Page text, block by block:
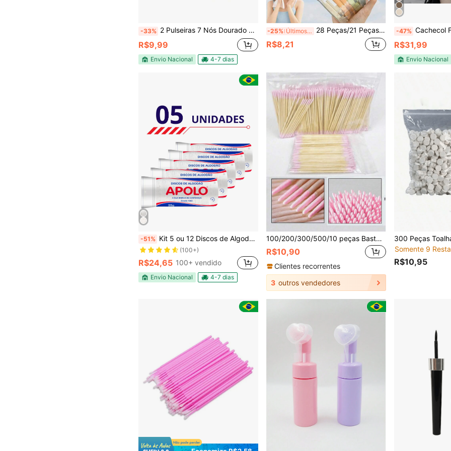
-33% 2 Pulseiras 7 Nós Dourado Par Kabbalah Akai It riqueza casal(prosperidade,sucesso)
R$9,99
Envio Nacional 4-7 dias
-25% Últimos 3 dias 28 Peças/21 Peças/14 Peças/7 Peças Toalhas Faciais Comprimidas Portáteis, Lenços Descartáveis para Limpeza Facial, Expansão Rápida Super Absorvente Reutilizável, Adequado para Atividades ao Ar Livre, Viagem, Camping, Caminhada, Escritório, Escola, Hotel, Casa, Hóspedes e Emergência
R$8,21
-47% Cachecol Feminino Dupla
R$31,99
Envio Nacional
-51% Kit 5 ou 12 Discos de Algodão Apolo Para o Rosto Limpeza Facial Remoção de Maquiagem Festa Junina
Quase esgotado!
(100+)
Quase esgotado!
(100+)
Quase esgotado!
(100+)
Quase esgotado!
(100+)
R$24,65 100+ vendido
Envio Nacional 4-7 dias
100/200/300/500/10 peças Bastões Aplicadores de Esmalte de Unhas de Dupla Ponta, Ferramentas Aplicadoras de Maquiagem de Sobrancelha de Dupla Ponta Pequenas, Aprox. 100 peças/Pacote (Opções de Embalagem 1/2/3/5 Pacotes)
R$10,90
Clientes recorrentes
3 outros vendedores
Somente 9
R$10,95